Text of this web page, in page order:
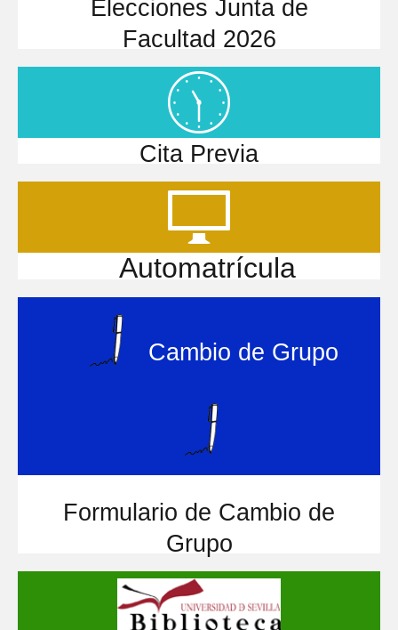
Elecciones Junta de
Facultad 2026
Cita Previa
Automatrícula
Cambio de Grupo
Formulario de Cambio de
Grupo